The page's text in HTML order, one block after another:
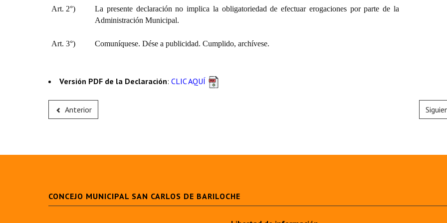
Art. 2°)
La presente declaración no implica la obligatoriedad de efectuar erogaciones por parte de la
Administración Municipal.
Art. 3°) Comuníquese. Dése a publicidad. Cumplido, archívese.
Versión PDF de la Declaración: CLIC AQUÍ
Anterior
CONCEJO MUNICIPAL SAN CARLOS DE BARILOCHE